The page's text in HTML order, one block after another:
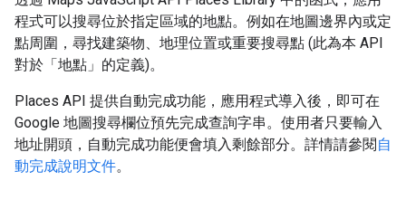
程式可以搜尋位於指定區域的地點。例如在地圖邊界內或定
點周圍，尋找建築物、地理位置或重要搜尋點 (此為本 API
對於「地點」的定義)。
Places API 提供自動完成功能，應用程式導入後，即可在
Google 地圖搜尋欄位預先完成查詢字串。使用者只要輸入
地址開頭，自動完成功能便會填入剩餘部分。詳情請參閱自
動完成說明文件。